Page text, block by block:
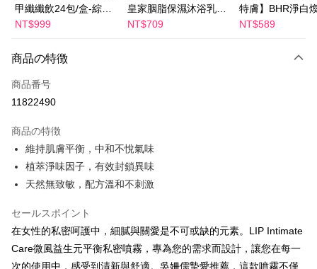
Google Pay
AFTEE代金後払い
説明
一、 AFTEE代金後払いについて
2.SMSで認証してお支払い手続を進めてください。
3.注文するときのお支払いは不要です。商品はご指定の住所に配送されま
す。
4.ご注文が完了すると、携帯に支払い通知のSMSが届きます。アプリ会員
の場合は、AFTEE アプリプッシュ通知が届きます。
はアプリの通知に従って、4大コンビニ、またはATM/オンラインバンキン
グでお支払いください。
代金納付期限は最短で 14 日以内ですので、ご注意ください。AFTEE アプ
リをダウンロードして AFTEE 会員になるとお支払い期限を最長 45 日以内
ATM払い
全家付款取貨
配送毎にNT$100、NT$600以上で送料無料
付款後全家取貨
配送毎にNT$100、NT$600以上で送料無料
萊爾富取貨付款
甲纖纖飲24包/盒-綜合
口味(效期2027-01-22)
NT$999
皇家胭脂保濕沐浴乳
600ml 效期2027/2/19
NT$709
特膚】BHR淨白
妝水 150mL 效期
NT$589
商品の特徴
商品番号
11822490
商品の特徴
維持肌膚平衡，中和不悅氣味
植萃淨味因子，有效封鎖異味
天然無致敏，配方溫和不刺激
セールスポイント
在女性的私密呵護中，細膩與關愛是不可或缺的元素。LIP Intimate
Care微風益生元平衡私密噴霧，專為您的需求而設計，讓您在每一
次的使用中，感受到清新與舒適。吳姍儒摯愛推薦，這款噴霧不僅